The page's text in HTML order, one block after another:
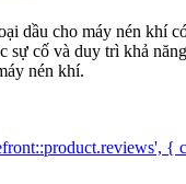
dầu cho máy nén khí
sự cố và duy trì khả
nén khí.
{